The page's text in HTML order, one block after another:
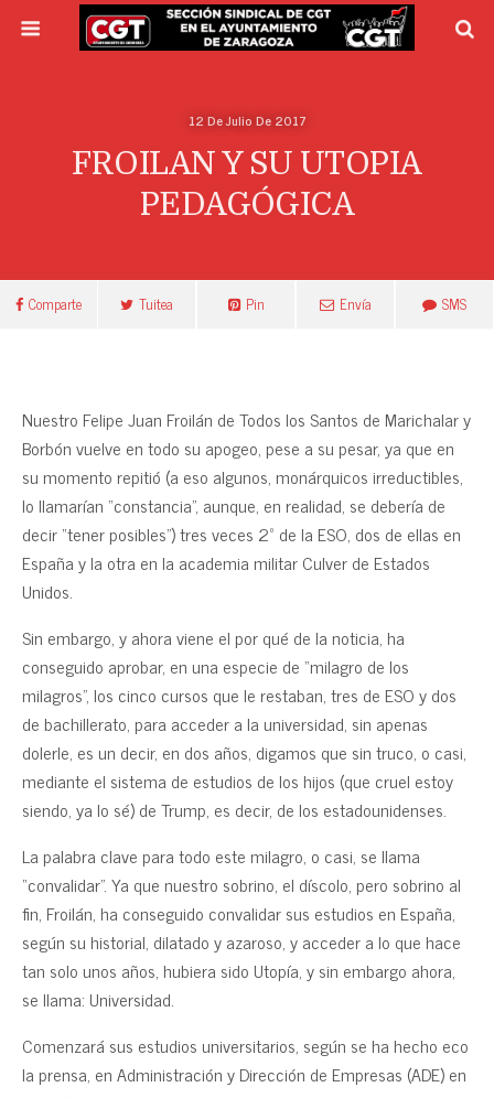
12 De Julio De 2017
FROILAN Y SU UTOPIA
PEDAGÓGICA
Comparte Tuitea Pin Envía SMS
Nuestro Felipe Juan Froilán de Todos los Santos de Marichalar y
Borbón vuelve en todo su apogeo, pese a su pesar, ya que en
su momento repitió (a eso algunos, monárquicos irreductibles,
lo llamarían “constancia”, aunque, en realidad, se debería de
decir “tener posibles”) tres veces 2º de la ESO, dos de ellas en
España y la otra en la academia militar Culver de Estados
Unidos.
Sin embargo, y ahora viene el por qué de la noticia, ha
conseguido aprobar, en una especie de “milagro de los
milagros”, los cinco cursos que le restaban, tres de ESO y dos
de bachillerato, para acceder a la universidad, sin apenas
dolerle, es un decir, en dos años, digamos que sin truco, o casi,
mediante el sistema de estudios de los hijos (que cruel estoy
siendo, ya lo sé) de Trump, es decir, de los estadounidenses.
La palabra clave para todo este milagro, o casi, se llama
“convalidar”. Ya que nuestro sobrino, el díscolo, pero sobrino al
fin, Froilán, ha conseguido convalidar sus estudios en España,
según su historial, dilatado y azaroso, y acceder a lo que hace
tan solo unos años, hubiera sido Utopía, y sin embargo ahora,
se llama: Universidad.
Comenzará sus estudios universitarios, según se ha hecho eco
la prensa, en Administración y Dirección de Empresas (ADE) en